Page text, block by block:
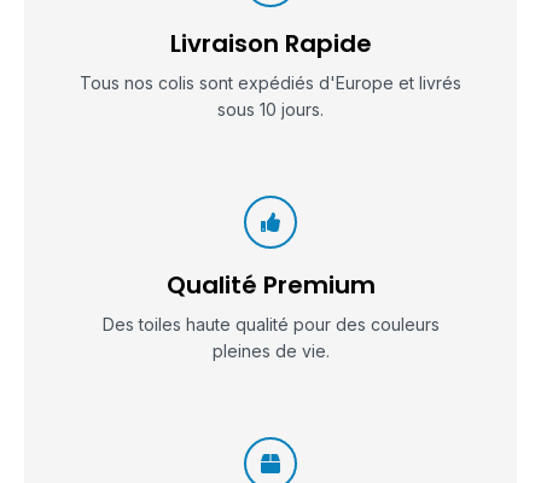
Livraison Rapide
Tous nos colis sont expédiés d'Europe et livrés
sous 10 jours.
Qualité Premium
Des toiles haute qualité pour des couleurs
pleines de vie.